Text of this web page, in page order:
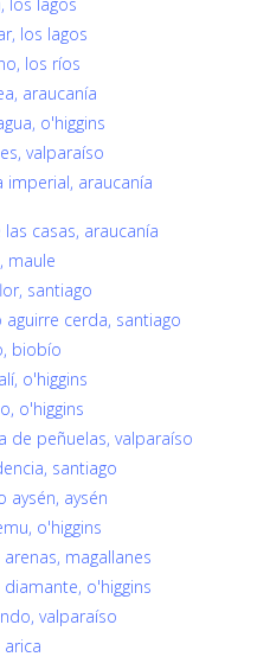
los lagos
los ríos
araucanía
o'higgins
valparaíso
imperial, araucanía
casas, araucanía
maule
santiago
cerda, santiago
biobío
o'higgins
o'higgins
de peñuelas, valparaíso
santiago
aysén, aysén
o'higgins
magallanes
o'higgins
valparaíso